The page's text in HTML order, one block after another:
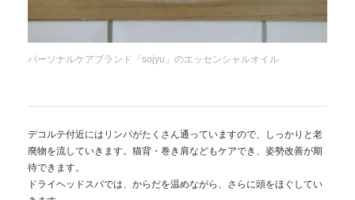
パーソナルケアブランド「sojyu」のエッセンシャルオイル
デコルテ付近にはリンパがたくさん通っていますので、しっかりと老
廃物を流していきます。猫背・巻き肩などもケアでき、姿勢改善が期
待できます。
ドライヘッドスパでは、からだを温めながら、さらに頭をほぐしてい